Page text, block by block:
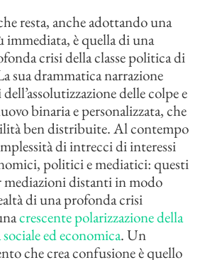
resta, anche adottando una
è quella di una
crisi della classe politica di
sua drammatica narrazione
delle colpe e
binaria e personalizzata, che
ben distribuite. Al contempo
di intrecci di interessi
politici e mediatici: questi
mediazioni distanti in modo
di una profonda crisi
crescente polarizzazione della
ed economica. Un
che crea confusione è quello